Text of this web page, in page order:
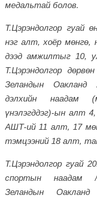
медальтай болов.
Т.Цэрэндолгор гуай
нэг алт, хоёр мөнгө,
дээд амжилтыг 10,
Т.Цэрэндолгор
Зеландын Оакланд
дэлхийн наадам
үнэлэгддэг)-ын алт
АШТ-ий 11 алт, 17
тэмцээний 18 алт,
Т.Цэрэндолгор гуай
спортын наадам
Зеландын